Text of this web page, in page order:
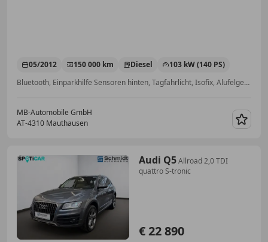
05/2012 150 000 km Diesel
103 kW (140 PS)
Bluetooth, Einparkhilfe Sensoren hinten, Tagfahrlicht, Isofix, Alufelgen, Klimaautomatik, Sitzheizung, Xenonscheinwerfer
MB-Automobile GmbH
AT-4310 Mauthausen
Audi Q5Allroad 2,0 TDI
quattro S-tronic
€ 22 890